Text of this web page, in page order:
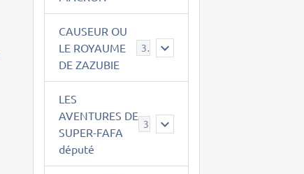
CAUSEUR OU
LE ROYAUME
DE ZAZUBIE
38
LES
AVENTURES DE
SUPER-FAFA
député